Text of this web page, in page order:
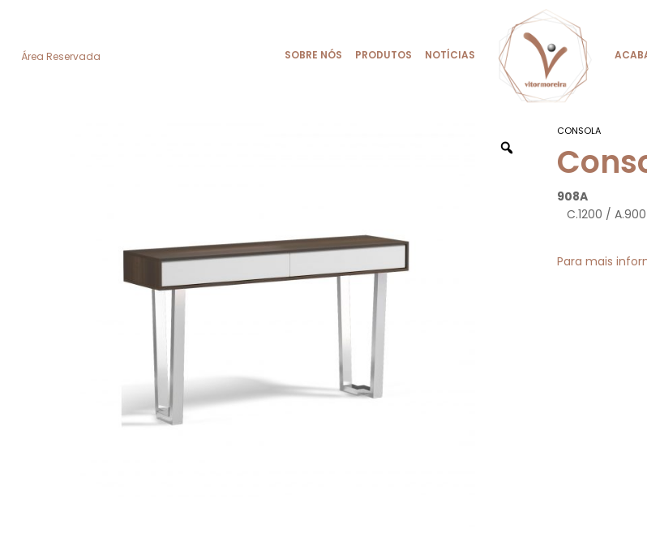
Área Reservada SOBRE NÓS PRODUTOS NOTÍCIAS
CONSOLA
C.1200 /
Para mais